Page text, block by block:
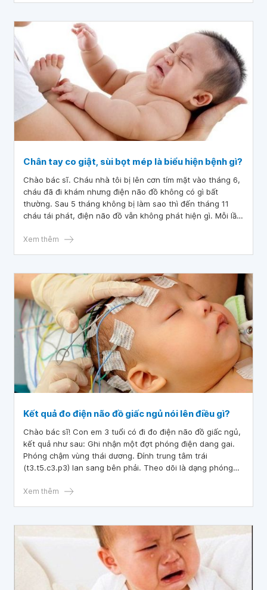
Chân tay co giật, sùi bọt mép là biểu hiện bệnh gì?
Chào bác sĩ. Cháu nhà tôi bị lên cơn tím mặt vào tháng 6,
cháu đã đi khám nhưng điện não đồ không có gì bất
thường. Sau 5 tháng không bị làm sao thì đến tháng 11
cháu tái phát, điện não đồ vẫn không phát hiện gì. Mỗi lần
bọt mép. Bác sĩ cho hỏi như vậy là bị làm sao ạ? Mong bác
Xem thêm
Kết quả đo điện não đồ giấc ngủ nói lên điều gì?
Chào bác sĩ! Con em 3 tuổi có đi đo điện não đồ giấc ngủ,
kết quả như sau: Ghi nhận một đợt phóng điện dang gai.
Phóng chậm vùng thái dương. Đính trung tâm trái
(t3.t5.c3.p3) lan sang bên phải. Theo dõi là dạng phóng
thể xuất hiện ở 10-20%. Trẻ không có triệu chứng, xin kết
Xem thêm